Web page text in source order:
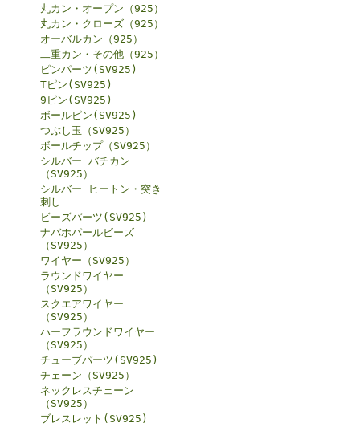
丸カン・オープン（925）
丸カン・クローズ（925）
オーバルカン（925）
二重カン・その他（925）
ピンパーツ(SV925)
Tピン(SV925)
9ピン(SV925)
ボールピン(SV925)
つぶし玉（SV925）
ボールチップ（SV925）
シルバー バチカン
（SV925）
シルバー ヒートン・突き
刺し
ビーズパーツ(SV925)
ナバホパールビーズ
（SV925）
ワイヤー（SV925）
ラウンドワイヤー
（SV925）
スクエアワイヤー
（SV925）
ハーフラウンドワイヤー
（SV925）
チューブパーツ(SV925)
チェーン（SV925）
ネックレスチェーン
（SV925）
ブレスレット(SV925)